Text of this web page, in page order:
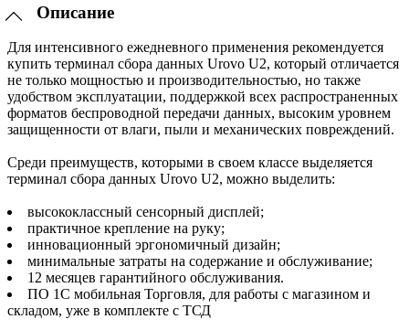
Описание
Для интенсивного ежедневного применения рекомендуется
купить терминал сбора данных Urovo U2, который отличается
не только мощностью и производительностью, но также
удобством эксплуатации, поддержкой всех распространенных
форматов беспроводной передачи данных, высоким уровнем
защищенности от влаги, пыли и механических повреждений.
Среди преимуществ, которыми в своем классе выделяется
терминал сбора данных Urovo U2, можно выделить:
высококлассный сенсорный дисплей;
практичное крепление на руку;
инновационный эргономичный дизайн;
минимальные затраты на содержание и обслуживание;
12 месяцев гарантийного обслуживания.
ПО 1С мобильная Торговля, для работы с магазином и
складом, уже в комплекте c ТСД